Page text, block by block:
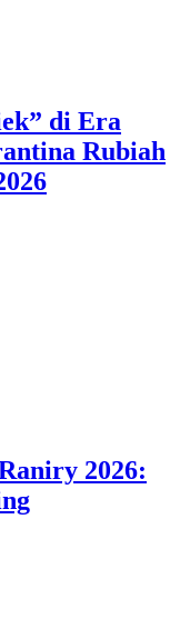
di Era
Rubiah
2026: